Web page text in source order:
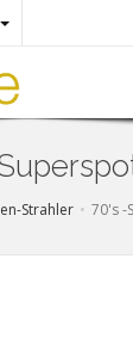
Strahler 70's -